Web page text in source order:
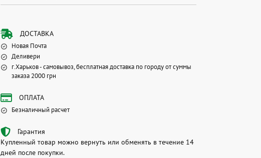
ДОСТАВКА
Новая Почта
Деливери
г.Харьков - самовывоз, бесплатная доставка по городу от суммы
заказа 2000 грн
ОПЛАТА
Безналичный расчет
Гарантия
Купленный товар можно вернуть или обменять в течение 14
дней после покупки.